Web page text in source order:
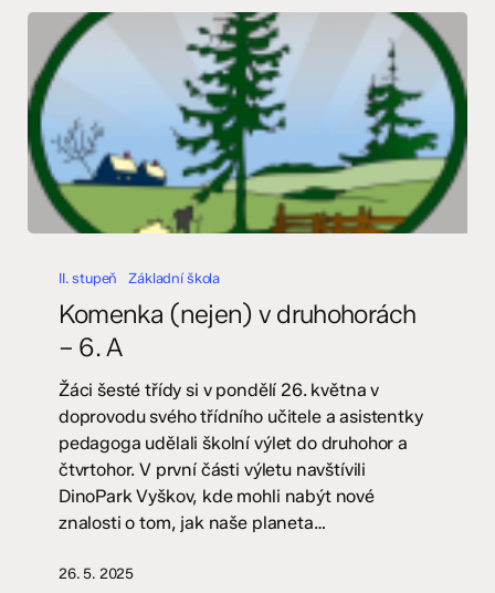
(nejen)
druhohorách
II. stupeň Základní škola
Komenka (nejen) v druhohorách
– 6. A
Žáci šesté třídy si v pondělí 26. května v
doprovodu svého třídního učitele a asistentky
pedagoga udělali školní výlet do druhohor a
čtvrtohor. V první části výletu navštívili
DinoPark Vyškov, kde mohli nabýt nové
znalosti o tom, jak naše planeta…
26. 5. 2025